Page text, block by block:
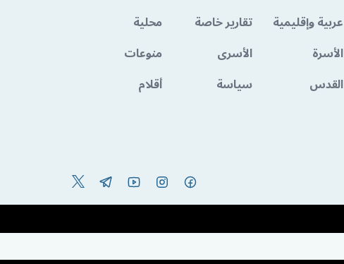
عربية وإقليمية تقارير خاصة
محلية
الأسرة الأسرى
منوعات
القدس سياسة
أقلام